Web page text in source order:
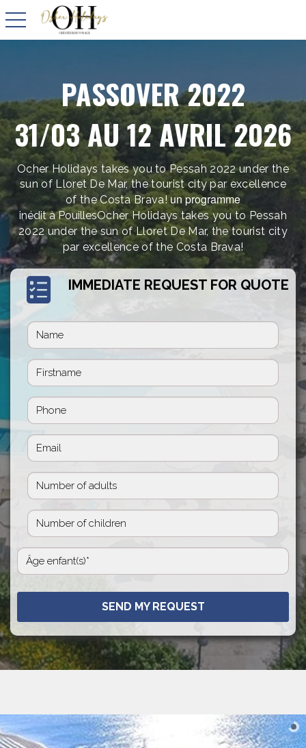
basculer la navigation
PASSOVER 2022
31/03 AU 12 AVRIL 2026
Ocher Holidays takes you to Pessah 2022 under the
sun of Lloret De Mar, the tourist city par excellence
of the Costa Brava!un programme
inédit à PouillesOcher Holidays takes you to Pessah
2022 under the sun of Lloret De Mar, the tourist city
par excellence of the Costa Brava!
IMMEDIATE REQUEST FOR QUOTE
SEND MY REQUEST